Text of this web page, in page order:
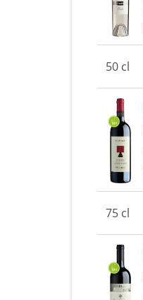
50 cl
75 cl